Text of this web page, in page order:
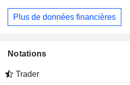
Plus de données financières
Notations
Trader